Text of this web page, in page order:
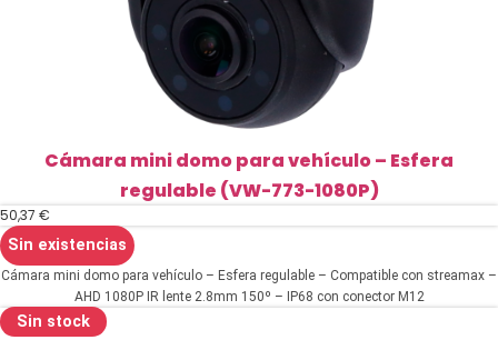
Cámara mini domo para vehículo – Esfera
regulable (VW-773-1080P)
50,37 €
Sin existencias
Cámara mini domo para vehículo – Esfera regulable – Compatible con streamax –
AHD 1080P IR lente 2.8mm 150º – IP68 con conector M12
Sin stock